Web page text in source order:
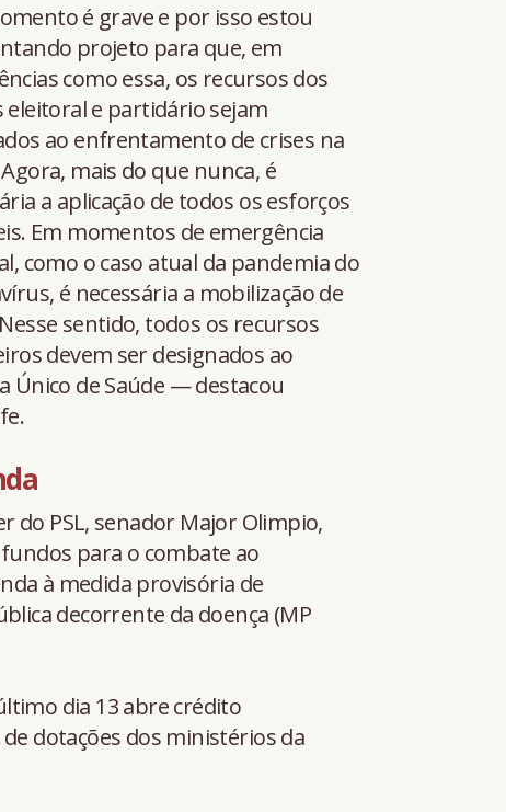
é grave e por isso estou
projeto para que, em
como essa, os recursos dos
eleitoral e partidário sejam
ao enfrentamento de crises na
mais do que nunca, é
a aplicação de todos os esforços
Em momentos de emergência
como o caso atual da pandemia do
é necessária a mobilização de
sentido, todos os recursos
devem ser designados ao
Único de Saúde — destacou
do PSL, senador Major Olimpio,
para o combate ao
à medida provisória de
decorrente da doença (MP
dia 13 abre crédito
dotações dos ministérios da